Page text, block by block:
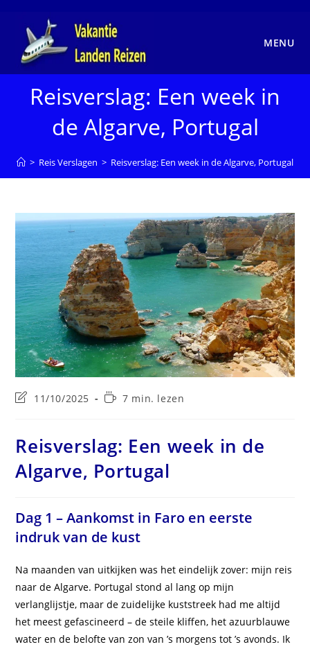
inhoud
MENU
Reisverslag: Een week in
de Algarve, Portugal
> Reis Verslagen > Reisverslag: Een week in de Algarve, Portugal
Laatste
bericht:
11/10/2025 Leestijd:
7 min. lezen
Reisverslag: Een week in de
Algarve, Portugal
Dag 1 – Aankomst in Faro en eerste
indruk van de kust
Na maanden van uitkijken was het eindelijk zover: mijn reis
naar de Algarve. Portugal stond al lang op mijn
verlanglijstje, maar de zuidelijke kuststreek had me altijd
het meest gefascineerd – de steile kliffen, het azuurblauwe
water en de belofte van zon van ’s morgens tot ’s avonds. Ik